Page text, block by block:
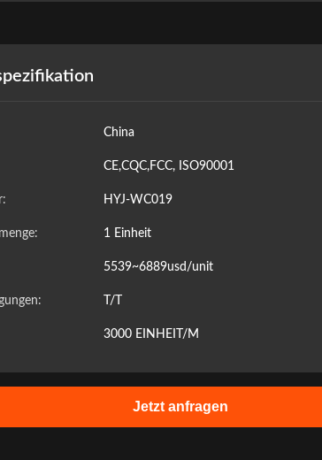
China
CE,CQC,FCC, ISO90001
HYJ-WC019
1 Einheit
5539~6889usd/unit
T/T
3000 EINHEIT/M
Jetzt anfragen